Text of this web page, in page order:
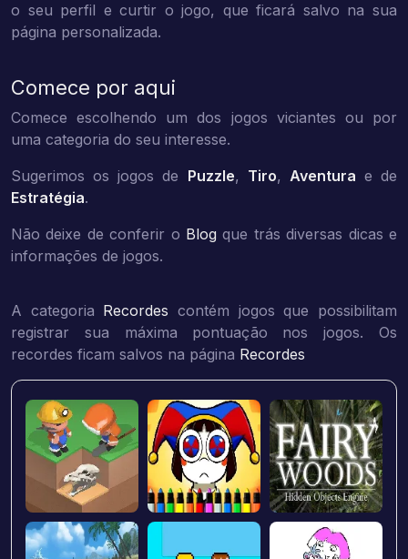
o seu perfil e curtir o jogo, que ficará salvo na sua
página personalizada.
Comece por aqui
Comece escolhendo um dos jogos viciantes ou por
uma categoria do seu interesse.
Sugerimos os jogos de Puzzle, Tiro, Aventura e de
Estratégia.
Não deixe de conferir o Blog que trás diversas dicas e
informações de jogos.
A categoria Recordes contém jogos que possibilitam
registrar sua máxima pontuação nos jogos. Os
recordes ficam salvos na página Recordes